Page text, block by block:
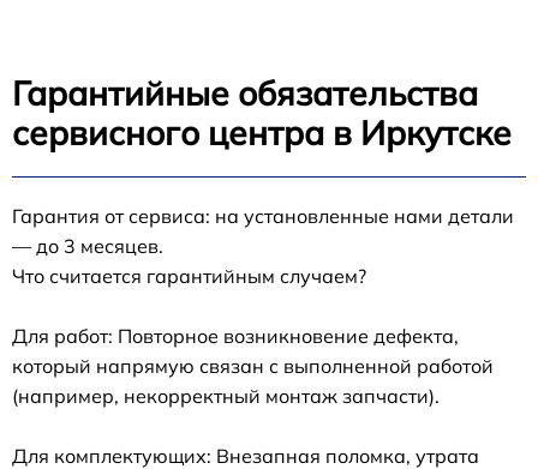
Гарантийные обязательства
сервисного центра в Иркутске
Гарантия от сервиса: на установленные нами детали
— до 3 месяцев.
Что считается гарантийным случаем?
Для работ: Повторное возникновение дефекта,
который напрямую связан с выполненной работой
(например, некорректный монтаж запчасти).
Для комплектующих: Внезапная поломка, утрата